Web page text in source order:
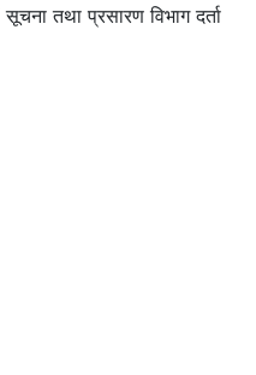
तथा प्रसारण विभाग दर्ता